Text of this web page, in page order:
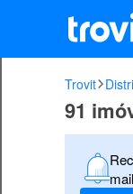
Trovit
91
mail